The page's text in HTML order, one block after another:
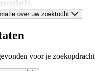
GT
GTI
over uw zoektocht
voor je zoekopdracht